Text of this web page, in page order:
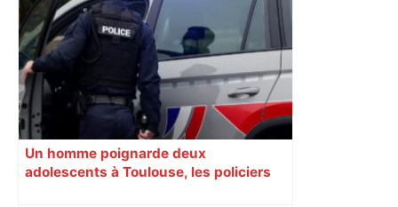
Un homme poignarde deux
adolescents à Toulouse, les policiers